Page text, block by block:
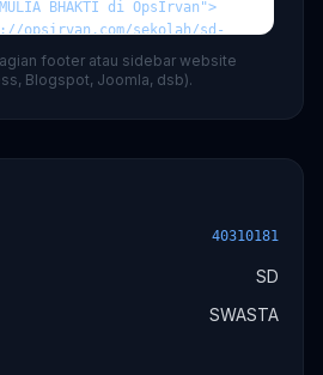
footer atau sidebar website
Blogspot, Joomla, dsb).
40310181
SD
SWASTA